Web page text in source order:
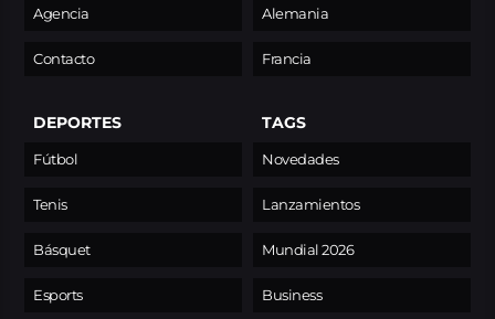
Agencia
Contacto
Alemania
Francia
DEPORTES
Fútbol
Tenis
Básquet
Esports
TAGS
Novedades
Lanzamientos
Mundial 2026
Business